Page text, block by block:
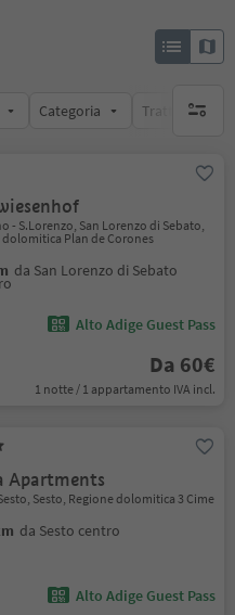
Categoria Trattamento
- S.Lorenzo, San Lorenzo di Sebato,
dolomitica Plan de Corones
da San Lorenzo di Sebato
Alto Adige Guest Pass
Da 60€
1 notte / 1 appartamento IVA incl.
Apartments
Sesto, Regione dolomitica 3 Cime
da Sesto centro
Alto Adige Guest Pass